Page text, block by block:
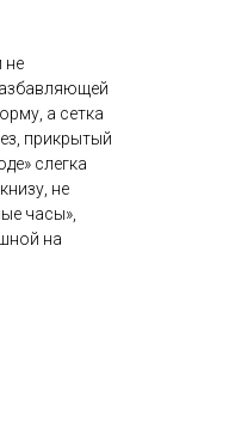
не
а сетка
прикрытый
слегка
не
часы»,
на